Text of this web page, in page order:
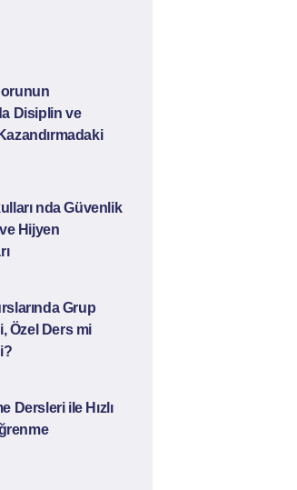
Disiplin ve
nda Güvenlik
Hijyen
Grup
Özel Ders mi
Dersleri ile Hızlı